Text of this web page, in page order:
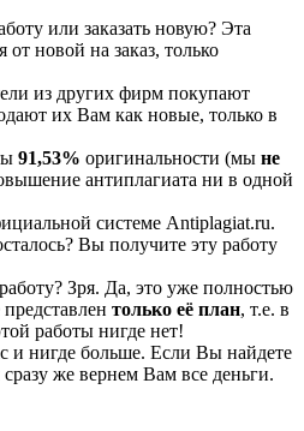
или заказать новую? Эта
от новой на заказ, только
из других фирм покупают
их Вам как новые, только в
91,53% оригинальности (мы не
антиплагиата ни в одной
системе Аntiplagiat.ru.
Вы получите эту работу
Зря. Да, это уже полностью
только её план, т.е. в
работы нигде нет!
и нигде больше. Если Вы найдете
же вернем Вам все деньги.